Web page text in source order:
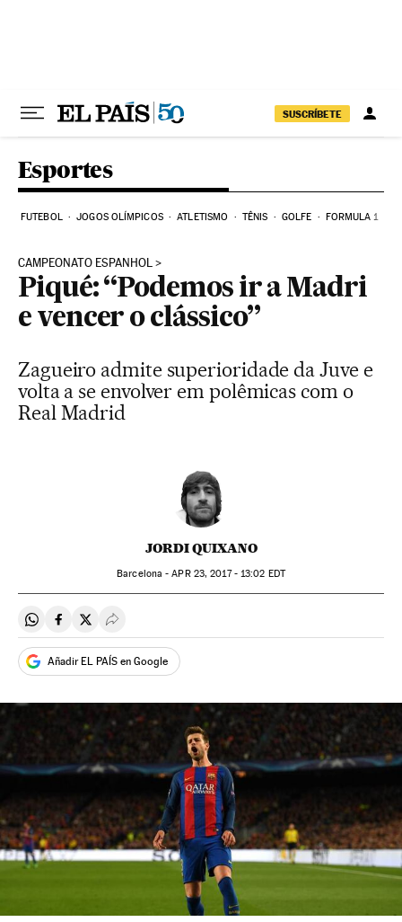
SUSCRÍBETE
Esportes
FUTEBOL JOGOS OLÍMPICOS ATLETISMO TÊNIS GOLFE FORMULA 1
CAMPEONATO ESPANHOL
Piqué: “Podemos ir a Madri
e vencer o clássico”
Zagueiro admite superioridade da Juve e
volta a se envolver em polêmicas com o
Real Madrid
JORDI QUIXANO
Barcelona -APR23, 2017 - 13:02 EDT
Compartir en Whatsapp
Compartir en Facebook
Compartir en Twitter
Desplegar Redes Sociales
Añadir EL PAÍS en Google